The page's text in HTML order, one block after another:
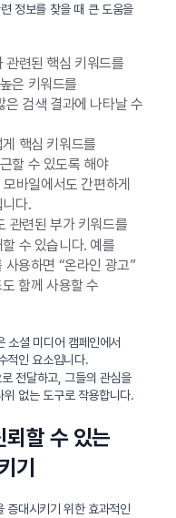
정보를 찾을 때 큰 도움을
련된 핵심 키워드를
은 키워드를
은 검색 결과에 나타날 수
핵심 키워드를
할 수 있도록 해야
바일에서도 간편하게
다.
관련된 부가 키워드를
수 있습니다. 예를
용하면 “온라인 광고”
함께 사용할 수
소셜 미디어 캠페인에서
적인 요소입니다.
전달하고, 그들의 관심을
없는 도구로 작용합니다.
할 수 있는
기
증대시키기 위한 효과적인